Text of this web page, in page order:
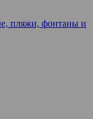
пляжи, фонтаны и